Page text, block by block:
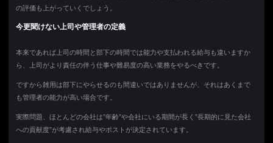
の評価も上がっていくでしょう。
今更聞けない上司や管理者の定義
本来であれば上司の時間と部下の時間では能力や支払われる給与も違いますか
ら、上司がより責任の伴う仕事や難易度の高い業務をやるべきです。
ですから雑用は部下にやらせるのも間違いではありませんが、それはあくまで
も管理者の能力が高い場合です。
実際問題、ほとんどの会社は”年齢”や会社にいる期間が長く”長期的に見た会社
への貢献度”が考慮され給与やポストが決定されています。